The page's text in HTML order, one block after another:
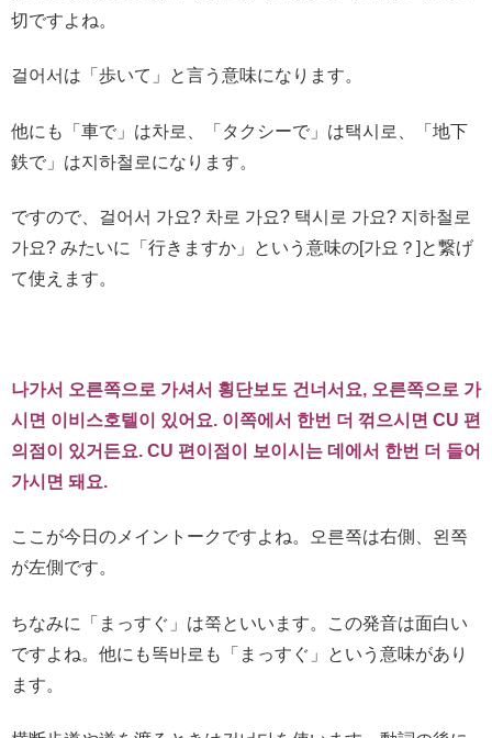
切ですよね。
걸어서は「歩いて」と言う意味になります。
他にも「車で」は차로、「タクシーで」は택시로、「地下
鉄で」は지하철로になります。
ですので、걸어서 가요? 차로 가요? 택시로 가요? 지하철로
가요? みたいに「行きますか」という意味の[가요？]と繋げ
て使えます。
나가서 오른쪽으로 가셔서 횡단보도 건너서요, 오른쪽으로 가
시면 이비스호텔이 있어요. 이쪽에서 한번 더 꺾으시면 CU 편
의점이 있거든요. CU 편이점이 보이시는 데에서 한번 더 들어
가시면 돼요.
ここが今日のメイントークですよね。오른쪽は右側、왼쪽
が左側です。
ちなみに「まっすぐ」は쭉といいます。この発音は面白い
ですよね。他にも똑바로も「まっすぐ」という意味があり
ます。